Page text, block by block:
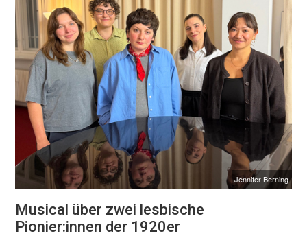
Jennifer Berning
Musical über zwei lesbische
Pionier:innen der 1920er